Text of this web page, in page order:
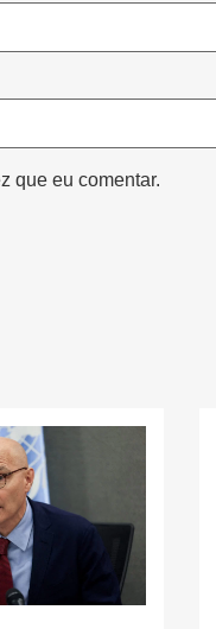
que eu comentar.